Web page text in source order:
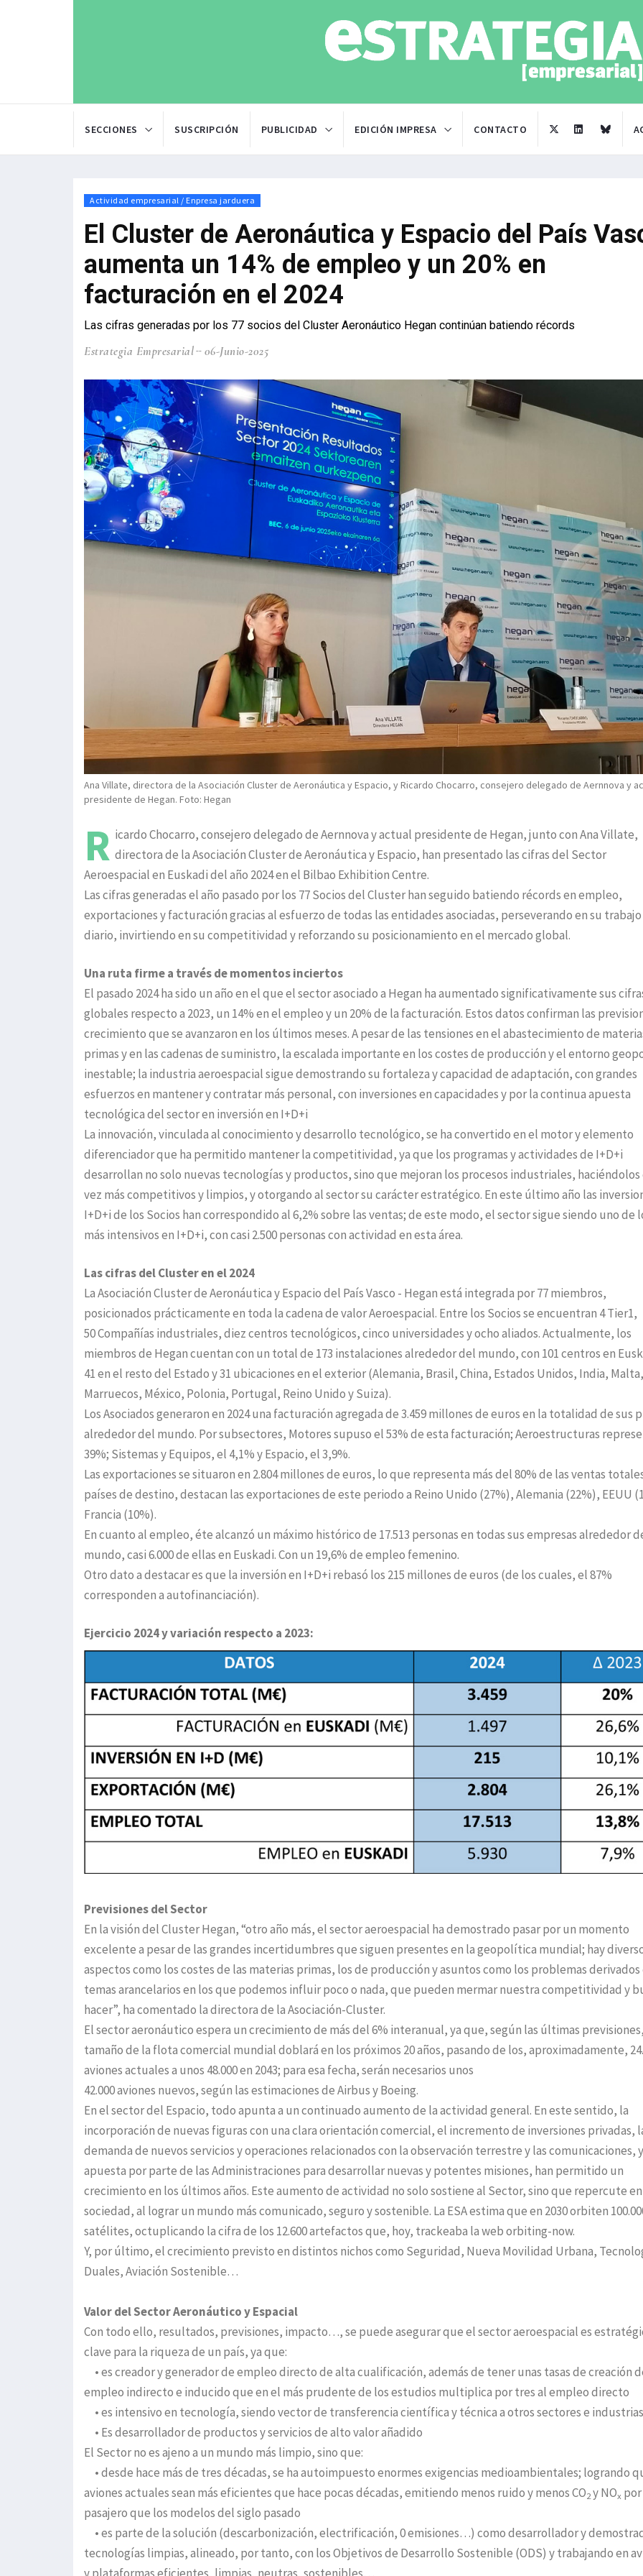
SECCIONES SUSCRIPCIÓN PUBLICIDAD EDICIÓN IMPRESA CONTACTO
Actividad empresarial / Enpresa jarduera
El Cluster de Aeronáutica y Espacio del País
aumenta un 14% de empleo y un 20% en
facturación en el 2024
Las cifras generadas por los 77 socios del Cluster Aeronáutico Hegan continúan batiendo récords
Estrategia Empresarial 06-Junio-2025
Ana Villate, directora de la Asociación Cluster de Aeronáutica y Espacio, y Ricardo Chocarro, consejero delegado de Aernnova y
presidente de Hegan. Foto: Hegan
R icardo Chocarro, consejero delegado de Aernnova y actual presidente de Hegan, junto con Ana Villate,
directora de la Asociación Cluster de Aeronáutica y Espacio, han presentado las cifras del Sector
Aeroespacial en Euskadi del año 2024 en el Bilbao Exhibition Centre.
Las cifras generadas el año pasado por los 77 Socios del Cluster han seguido batiendo récords en empleo,
exportaciones y facturación gracias al esfuerzo de todas las entidades asociadas, perseverando en su trabajo
diario, invirtiendo en su competitividad y reforzando su posicionamiento en el mercado global.
Una ruta firme a través de momentos inciertos
El pasado 2024 ha sido un año en el que el sector asociado a Hegan ha aumentado significativamente sus
globales respecto a 2023, un 14% en el empleo y un 20% de la facturación. Estos datos confirman las
crecimiento que se avanzaron en los últimos meses. A pesar de las tensiones en el abastecimiento de
primas y en las cadenas de suministro, la escalada importante en los costes de producción y el entorno
inestable; la industria aeroespacial sigue demostrando su fortaleza y capacidad de adaptación, con grandes
esfuerzos en mantener y contratar más personal, con inversiones en capacidades y por la continua apuesta
tecnológica del sector en inversión en I+D+i
La innovación, vinculada al conocimiento y desarrollo tecnológico, se ha convertido en el motor y elemento
diferenciador que ha permitido mantener la competitividad, ya que los programas y actividades de I+D+i
desarrollan no solo nuevas tecnologías y productos, sino que mejoran los procesos industriales, haciéndolos
vez más competitivos y limpios, y otorgando al sector su carácter estratégico. En este último año las
I+D+i de los Socios han correspondido al 6,2% sobre las ventas; de este modo, el sector sigue siendo uno de
más intensivos en I+D+i, con casi 2.500 personas con actividad en esta área.
Las cifras del Cluster en el 2024
La Asociación Cluster de Aeronáutica y Espacio del País Vasco - Hegan está integrada por 77 miembros,
posicionados prácticamente en toda la cadena de valor Aeroespacial. Entre los Socios se encuentran 4 Tier1,
50 Compañías industriales, diez centros tecnológicos, cinco universidades y ocho aliados. Actualmente, los
miembros de Hegan cuentan con un total de 173 instalaciones alrededor del mundo, con 101 centros en
41 en el resto del Estado y 31 ubicaciones en el exterior (Alemania, Brasil, China, Estados Unidos, India, Malta,
Marruecos, México, Polonia, Portugal, Reino Unido y Suiza).
Los Asociados generaron en 2024 una facturación agregada de 3.459 millones de euros en la totalidad de sus
alrededor del mundo. Por subsectores, Motores supuso el 53% de esta facturación; Aeroestructuras
39%; Sistemas y Equipos, el 4,1% y Espacio, el 3,9%.
Las exportaciones se situaron en 2.804 millones de euros, lo que representa más del 80% de las ventas
países de destino, destacan las exportaciones de este periodo a Reino Unido (27%), Alemania (22%), EEUU
Francia (10%).
En cuanto al empleo, éte alcanzó un máximo histórico de 17.513 personas en todas sus empresas alrededor
mundo, casi 6.000 de ellas en Euskadi. Con un 19,6% de empleo femenino.
Otro dato a destacar es que la inversión en I+D+i rebasó los 215 millones de euros (de los cuales, el 87%
corresponden a autofinanciación).
Ejercicio 2024 y variación respecto a 2023:
Previsiones del Sector
En la visión del Cluster Hegan, “otro año más, el sector aeroespacial ha demostrado pasar por un momento
excelente a pesar de las grandes incertidumbres que siguen presentes en la geopolítica mundial; hay
aspectos como los costes de las materias primas, los de producción y asuntos como los problemas derivados
temas arancelarios en los que podemos influir poco o nada, que pueden mermar nuestra competitividad y
hacer”, ha comentado la directora de la Asociación-Cluster.
El sector aeronáutico espera un crecimiento de más del 6% interanual, ya que, según las últimas
tamaño de la flota comercial mundial doblará en los próximos 20 años, pasando de los, aproximadamente,
aviones actuales a unos 48.000 en 2043; para esa fecha, serán necesarios unos
42.000 aviones nuevos, según las estimaciones de Airbus y Boeing.
En el sector del Espacio, todo apunta a un continuado aumento de la actividad general. En este sentido, la
incorporación de nuevas figuras con una clara orientación comercial, el incremento de inversiones privadas,
demanda de nuevos servicios y operaciones relacionados con la observación terrestre y las comunicaciones,
apuesta por parte de las Administraciones para desarrollar nuevas y potentes misiones, han permitido un
crecimiento en los últimos años. Este aumento de actividad no solo sostiene al Sector, sino que repercute
sociedad, al lograr un mundo más comunicado, seguro y sostenible. La ESA estima que en 2030 orbiten
satélites, octuplicando la cifra de los 12.600 artefactos que, hoy, trackeaba la web orbiting-now.
Y, por último, el crecimiento previsto en distintos nichos como Seguridad, Nueva Movilidad Urbana,
Duales, Aviación Sostenible…
Valor del Sector Aeronáutico y Espacial
Con todo ello, resultados, previsiones, impacto…, se puede asegurar que el sector aeroespacial es
clave para la riqueza de un país, ya que:
• es creador y generador de empleo directo de alta cualificación, además de tener unas tasas de creación
empleo indirecto e inducido que en el más prudente de los estudios multiplica por tres al empleo directo
• es intensivo en tecnología, siendo vector de transferencia científica y técnica a otros sectores e industrias
• Es desarrollador de productos y servicios de alto valor añadido
El Sector no es ajeno a un mundo más limpio, sino que:
• desde hace más de tres décadas, se ha autoimpuesto enormes exigencias medioambientales; logrando
aviones actuales sean más eficientes que hace pocas décadas, emitiendo menos ruido y menos CO2y NOx por
pasajero que los modelos del siglo pasado
• es parte de la solución (descarbonización, electrificación, 0 emisiones…) como desarrollador y
tecnologías limpias, alineado, por tanto, con los Objetivos de Desarrollo Sostenible (ODS) y trabajando en